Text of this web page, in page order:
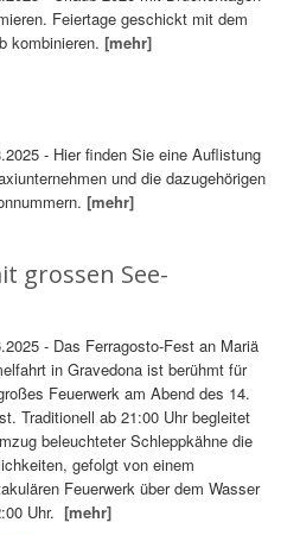
Feiertage geschickt mit dem
kombinieren.[mehr]
- Hier finden Sie eine Auflistung
und die dazugehörigen
[mehr]
grossen See-
- Das Ferragosto-Fest an Mariä
in Gravedona ist berühmt für
Feuerwerk am Abend des 14.
Traditionell ab 21:00 Uhr begleitet
beleuchteter Schleppkähne die
gefolgt von einem
Feuerwerk über dem Wasser
Uhr.[mehr]